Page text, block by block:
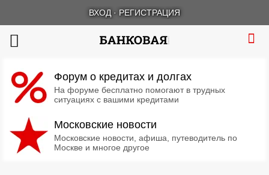
ВХОД · РЕГИСТРАЦИЯ
Форум о кредитах и долгах
На форуме бесплатно помогают в трудных
ситуациях с вашими кредитами
Московские новости
Московские новости, афиша, путеводитель по
Москве и многое другое